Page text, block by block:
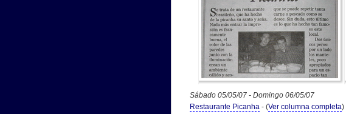
Sábado 05/05/07 - Domingo 06/05/07
Restaurante Picanha - (Ver columna completa)